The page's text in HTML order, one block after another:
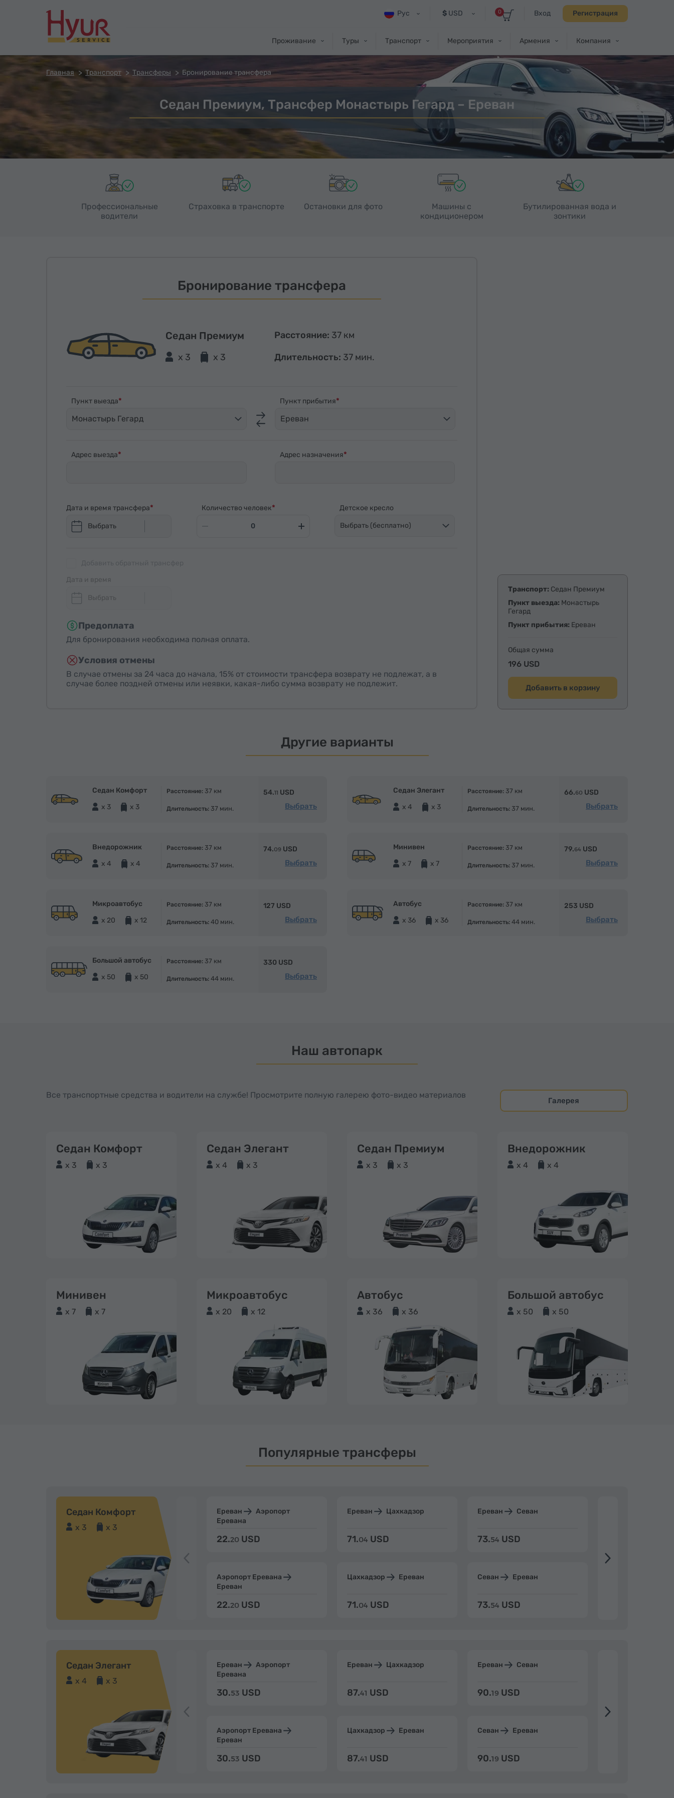
Вход Регистрация
0
$USD
Рус
Проживание Туры Транспорт Мероприятия Армения Компания
Главная Транспорт Трансферы Бронирование трансфера
Седан Премиум, Трансфер Монастырь Гегард – Ереван
Профессиональные
водители
Страховка в транспорте Остановки для фото
Машины с
кондиционером
Бутилированная вода и
зонтики
Бронирование трансфера
Седан Премиум
x 3 x 3
Расстояние: 37 км
Длительность: 37 мин.
Пункт выезда
Монастырь Гегард
Пункт прибытия
Ереван
Адрес выезда Адрес назначения
Дата и время трансфера
Выбрать
Количество человек Детское кресло
Выбрать (бесплатно)
Дата и время
Выбрать
Предоплата
Для бронирования необходима полная оплата.
Условия отмены
В случае отмены за 24 часа до начала, 15% от стоимости трансфера возврату не подлежат, а в
случае более поздней отмены или неявки, какая-либо сумма возврату не подлежит.
Транспорт: Седан Премиум
Пункт выезда: Монастырь
Гегард
Пункт прибытия: Ереван
Общая сумма
196 USD
Добавить в корзину
Другие варианты
Седан Комфорт
x 3
x 3
Расстояние: 37 км
Длительность: 37 мин.
54.11 USD
Выбрать
Седан Элегант
x 4
x 3
Расстояние: 37 км
Длительность: 37 мин.
66.60 USD
Выбрать
Внедорожник
x 4
x 4
Расстояние: 37 км
Длительность: 37 мин.
74.09 USD
Выбрать
Минивен
x 7
x 7
Расстояние: 37 км
Длительность: 37 мин.
79.64 USD
Выбрать
Микроавтобус
x 20
x 12
Расстояние: 37 км
Длительность: 40 мин.
127 USD
Выбрать
Автобус
x 36
x 36
Расстояние: 37 км
Длительность: 44 мин.
253 USD
Выбрать
Большой автобус
x 50
x 50
Расстояние: 37 км
Длительность: 44 мин.
330 USD
Выбрать
Наш автопарк
Все транспортные средства и водители на службе! Просмотрите полную галерею фото-видео материалов
Галерея
Седан Комфорт
x 3 x 3
Седан Элегант
x 4 x 3
Седан Премиум
x 3 x 3
Внедорожник
x 4 x 4
Минивен
x 7 x 7
Микроавтобус
x 20 x 12
Автобус
x 36 x 36
Большой автобус
x 50 x 50
Популярные трансферы
Седан Комфорт
x 3 x 3
Ереван
Аэропорт
Еревана
22.20 USD
Аэропорт Еревана
Ереван
22.20 USD
Ереван Цахкадзор
71.04 USD
Цахкадзор Ереван
71.04 USD
Ереван Севан
73.54 USD
Севан Ереван
73.54 USD
Седан Элегант
x 4 x 3
Ереван
Аэропорт
Еревана
30.53 USD
Аэропорт Еревана
Ереван
30.53 USD
Ереван Цахкадзор
87.41 USD
Цахкадзор Ереван
87.41 USD
Ереван Севан
90.19 USD
Севан Ереван
90.19 USD